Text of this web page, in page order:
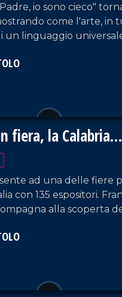
io sono cieco"
come l'arte, in
un linguaggio
fiera, la Calabria
Milano
ad una delle fiere
135 espositori. Francesca
alla scoperta
del territorio, tra gli
che ha uno sguardo